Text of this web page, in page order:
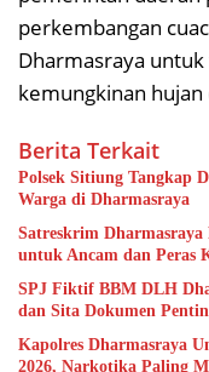
perkembangan
Dharmasraya
kemungkinan hujan
Berita Terkait
Polsek Sitiung Tangkap
Warga di Dharmasraya
Satreskrim
untuk Ancam dan Peras
SPJ Fiktif BBM DLH
dan Sita Dokumen
Kapolres Dharmasraya
2026, Narkotika Paling